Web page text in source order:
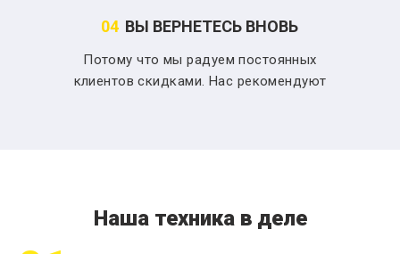
04 ВЫ ВЕРНЕТЕСЬ ВНОВЬ
Потому что мы радуем постоянных
клиентов скидками. Нас рекомендуют
Наша техника в деле